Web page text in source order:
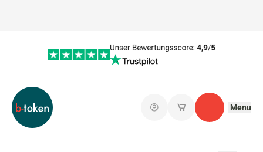
EinloggenMeine Kontakt
Menu